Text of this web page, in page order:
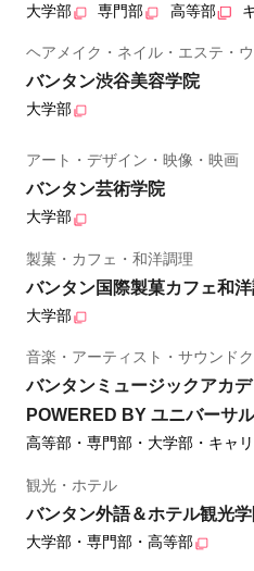
大学部 専門部 高等部
ヘアメイク・ネイル・エステ・
バンタン渋谷美容学院
大学部
アート・デザイン・映像・映画
バンタン芸術学院
大学部
製菓・カフェ・和洋調理
バンタン国際製菓カフェ和
大学部
音楽・アーティスト・サウンド
バンタンミュージックアカ
POWERED BY ユニバーサ
高等部・専門部・大学部・キャ
観光・ホテル
バンタン外語＆ホテル観光
大学部・専門部・高等部